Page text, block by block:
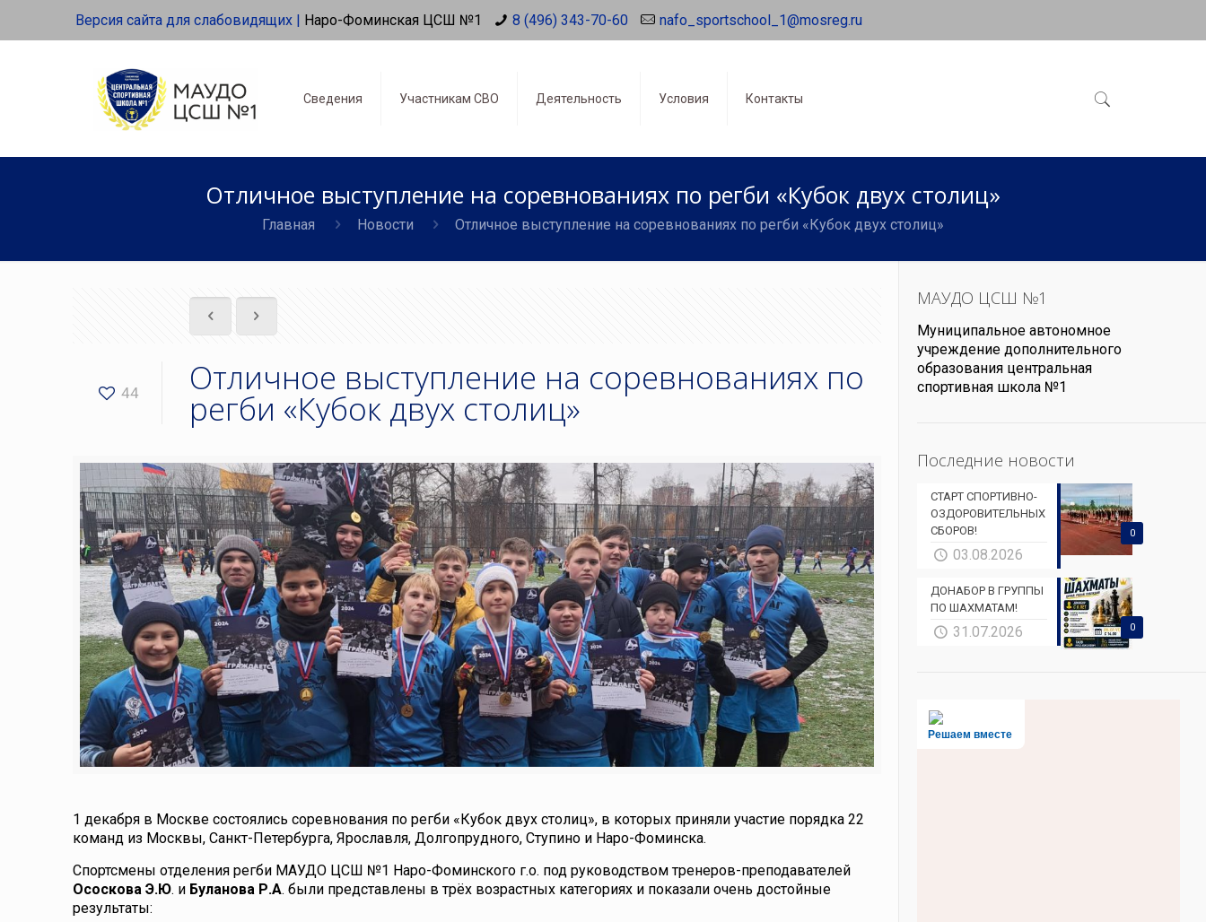
Версия сайта для слабовидящих | Наро-Фоминская ЦСШ №1 8 (496) 343-70-60 nafo_sportschool_1@mosreg.ru
Сведения Участникам СВО Деятельность Условия Контакты
Отличное выступление на соревнованиях по регби «Кубок двух столиц»
Главная Новости Отличное выступление на соревнованиях по регби «Кубок двух столиц»
44 Отличное выступление на соревнованиях по
регби «Кубок двух столиц»
1 декабря в Москве состоялись соревнования по регби «Кубок двух столиц», в которых приняли участие порядка 22
команд из Москвы, Санкт-Петербурга, Ярославля, Долгопрудного, Ступино и Наро-Фоминска.
Спортсмены отделения регби МАУДО ЦСШ №1 Наро-Фоминского г.о. под руководством тренеров-преподавателей
Ососкова Э.Ю. и Буланова Р.А. были представлены в трёх возрастных категориях и показали очень достойные
результаты:
МАУДО ЦСШ №1
Муниципальное автономное
учреждение дополнительного
образования центральная
спортивная школа №1
Последние новости
0
СТАРТ СПОРТИВНО-
ОЗДОРОВИТЕЛЬНЫХ
СБОРОВ!
03.08.2026
0
ДОНАБОР В ГРУППЫ
ПО ШАХМАТАМ!
31.07.2026
Решаем вместе